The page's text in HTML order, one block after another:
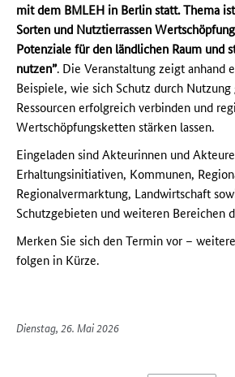
mit dem BMLEH in Berlin statt. Thema
Sorten und Nutztierrassen
Potenziale für den ländlichen Raum und
nutzen”. Die Veranstaltung zeigt anhand
Beispiele, wie sich Schutz durch
Ressourcen erfolgreich verbinden und
Wertschöpfungsketten stärken lassen.
Eingeladen sind Akteurinnen und
Erhaltungsinitiativen, Kommunen,
Regionalvermarktung, Landwirtschaft
Schutzgebieten und weiteren Bereichen
Merken Sie sich den Termin vor –
folgen in Kürze.
Dienstag, 26. Mai 2026